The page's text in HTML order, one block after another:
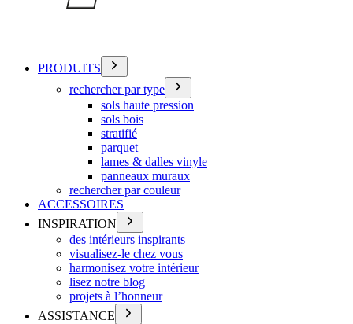
PRODUITS
rechercher par type
sols haute pression
sols bois
stratifié
parquet
lames & dalles vinyle
panneaux muraux
rechercher par couleur
ACCESSOIRES
INSPIRATION
des intérieurs inspirants
visualisez-le chez vous
harmonisez votre intérieur
lisez notre blog
projets à l’honneur
ASSISTANCE